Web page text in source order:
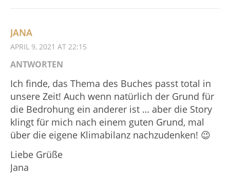
JANA
APRIL 9, 2021 AT 22:15
ANTWORTEN
Ich finde, das Thema des Buches passt total in
unsere Zeit! Auch wenn natürlich der Grund für
die Bedrohung ein anderer ist … aber die Story
klingt für mich nach einem guten Grund, mal
über die eigene Klimabilanz nachzudenken! 😉
Liebe Grüße
Jana